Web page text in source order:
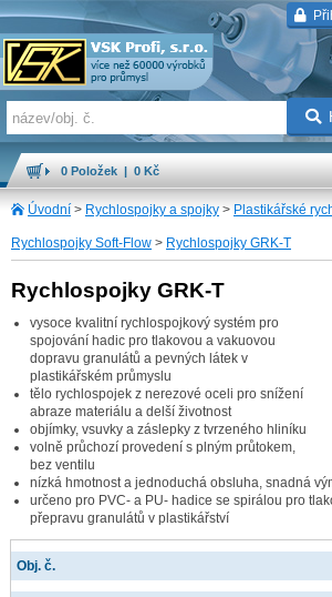
0 Položek | 0 Kč
Úvodní > Rychlospojky a spojky > Plastikářské
Rychlospojky Soft-Flow > Rychlospojky GRK-T
Rychlospojky GRK-T
vysoce kvalitní rychlospojkový systém pro
spojování hadic pro tlakovou a vakuovou
dopravu granulátů a pevných látek v
plastikářském průmyslu
tělo rychlospojek z nerezové oceli pro snížení
abraze materiálu a delší životnost
objímky, vsuvky a záslepky z tvrzeného hliníku
volně průchozí provedení s plným průtokem,
bez ventilu
nízká hmotnost a jednoduchá obsluha, snadná
určeno pro PVC- a PU- hadice se spirálou pro
přepravu granulátů v plastikářství
Obj. č.